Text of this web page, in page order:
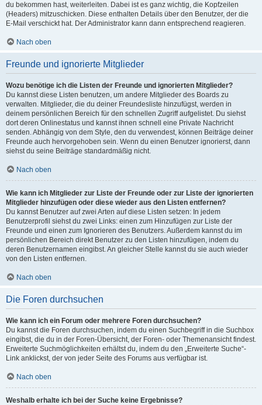
du bekommen hast, weiterleiten. Dabei ist es ganz wichtig, die Kopfzeilen
(Headers) mitzuschicken. Diese enthalten Details über den Benutzer, der die
E-Mail verschickt hat. Der Administrator kann dann entsprechend reagieren.
Nach oben
Freunde und ignorierte Mitglieder
Wozu benötige ich die Listen der Freunde und ignorierten Mitglieder?
Du kannst diese Listen benutzen, um andere Mitglieder des Boards zu
verwalten. Mitglieder, die du deiner Freundesliste hinzufügst, werden in
deinem persönlichen Bereich für den schnellen Zugriff aufgelistet. Du siehst
dort deren Onlinestatus und kannst ihnen schnell eine Private Nachricht
senden. Abhängig von dem Style, den du verwendest, können Beiträge deiner
Freunde auch hervorgehoben sein. Wenn du einen Benutzer ignorierst, dann
siehst du seine Beiträge standardmäßig nicht.
Nach oben
Wie kann ich Mitglieder zur Liste der Freunde oder zur Liste der ignorierten
Mitglieder hinzufügen oder diese wieder aus den Listen entfernen?
Du kannst Benutzer auf zwei Arten auf diese Listen setzen: In jedem
Benutzerprofil siehst du zwei Links: einen zum Hinzufügen zur Liste der
Freunde und einen zum Ignorieren des Benutzers. Außerdem kannst du im
persönlichen Bereich direkt Benutzer zu den Listen hinzufügen, indem du
deren Benutzernamen eingibst. An gleicher Stelle kannst du sie auch wieder
von den Listen entfernen.
Nach oben
Die Foren durchsuchen
Wie kann ich ein Forum oder mehrere Foren durchsuchen?
Du kannst die Foren durchsuchen, indem du einen Suchbegriff in die Suchbox
eingibst, die du in der Foren-Übersicht, der Foren- oder Themenansicht findest.
Erweiterte Suchmöglichkeiten erhältst du, indem du den „Erweiterte Suche“-
Link anklickst, der von jeder Seite des Forums aus verfügbar ist.
Nach oben
Weshalb erhalte ich bei der Suche keine Ergebnisse?